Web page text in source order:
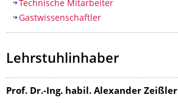
Technische Mitarbeiter
Gastwissenschaftler
Lehrstuhlinhaber
Prof. Dr.-Ing. habil. Alexander Zeißler